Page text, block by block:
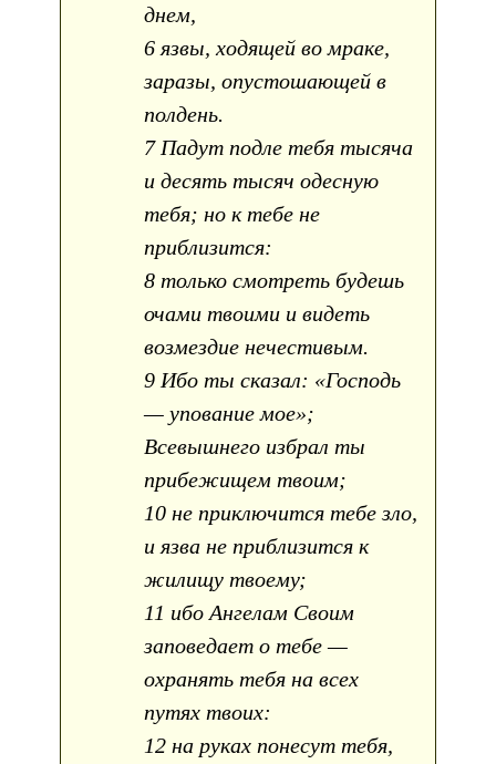
днем,
6 язвы, ходящей во мраке,
заразы, опустошающей в
полдень.
7 Падут подле тебя тысяча
и десять тысяч одесную
тебя; но к тебе не
приблизится:
8 только смотреть будешь
очами твоими и видеть
возмездие нечестивым.
9 Ибо ты сказал: «Господь
— упование мое»;
Всевышнего избрал ты
прибежищем твоим;
10 не приключится тебе зло,
и язва не приблизится к
жилищу твоему;
11 ибо Ангелам Своим
заповедает о тебе —
охранять тебя на всех
путях твоих:
12 на руках понесут тебя,